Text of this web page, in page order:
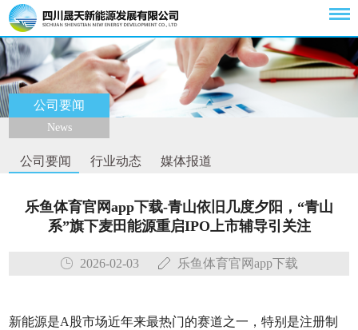
公司要闻
News
公司要闻 行业动态 媒体报道
乐鱼体育官网app下载-青山依旧几度夕阳，“青山
系”旗下麦田能源重启IPO上市辅导引关注
2026-02-03 乐鱼体育官网app下载
新能源是A股市场近年来最热门的赛道之一，特别是注册制